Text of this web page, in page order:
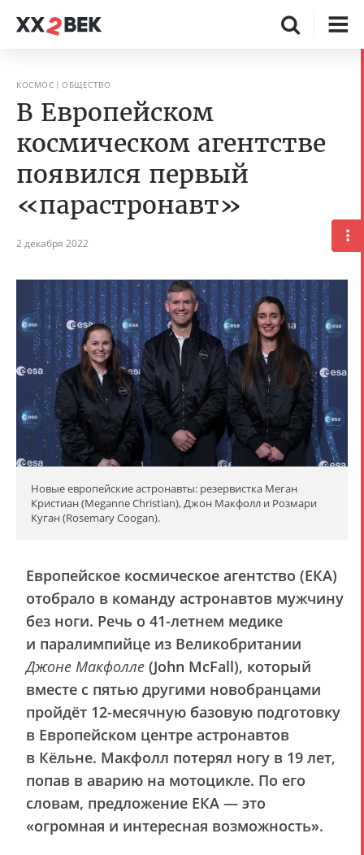
КОСМОС ОБЩЕСТВО
В Европейском
космическом агентстве
появился первый
«парастронавт»
2 декабря 2022
Новые европейские астронавты: резервистка Меган
Кристиан (Meganne Christian), Джон Макфолл и Розмари
Куган (Rosemary Coogan).
Европейское космическое агентство (ЕКА)
отобрало в команду астронавтов мужчину
без ноги. Речь о 41-летнем медике
и паралимпийце из Великобритании
Джоне Макфолле (John McFall), который
вместе с пятью другими новобранцами
пройдёт 12-месячную базовую подготовку
в Европейском центре астронавтов
в Кёльне. Макфолл потерял ногу в 19 лет,
попав в аварию на мотоцикле. По его
словам, предложение ЕКА — это
«огромная и интересная возможность».